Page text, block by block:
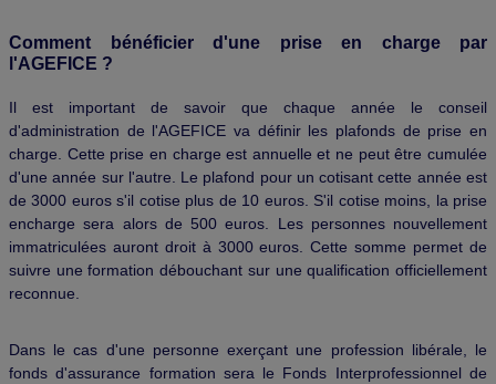
Comment bénéficier d'une prise en charge par
l'AGEFICE ?
Il est important de savoir que chaque année le conseil
d'administration de l'AGEFICE va définir les plafonds de prise en
charge. Cette prise en charge est annuelle et ne peut être cumulée
d'une année sur l'autre. Le plafond pour un cotisant cette année est
de 3000 euros s'il cotise plus de 10 euros. S'il cotise moins, la prise
encharge sera alors de 500 euros. Les personnes nouvellement
immatriculées auront droit à 3000 euros. Cette somme permet de
suivre une formation débouchant sur une qualification officiellement
reconnue.
Dans le cas d'une personne exerçant une profession libérale, le
fonds d'assurance formation sera le Fonds Interprofessionnel de